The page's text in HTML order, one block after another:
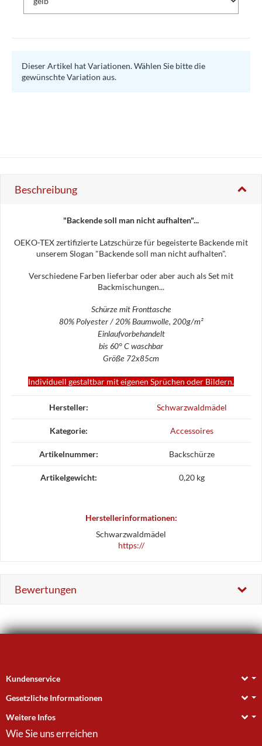
Dieser Artikel hat Variationen. Wählen Sie bitte die
gewünschte Variation aus.
Beschreibung
"Backende soll man nicht aufhalten"...
OEKO-TEX zertifizierte Latzschürze für begeisterte Backende mit
unserem Slogan "Backende soll man nicht aufhalten".
Verschiedene Farben lieferbar oder aber auch als Set mit
Backmischungen...
Schürze mit Fronttasche
80% Polyester / 20% Baumwolle, 200g/m²
Einlaufvorbehandelt
bis 60° C waschbar
Größe 72x85cm
Individuell gestaltbar mit eigenen Sprüchen oder Bildern.
Produkteigenschaft
Hersteller: Schwarzwaldmädel
Kategorie: Accessoires
Artikelnummer: Backschürze
Artikelgewicht‍: 0,20 kg
Herstellerinformationen:
Schwarzwaldmädel
https://
Bewertungen
Kundenservice
Gesetzliche Informationen
Weitere Infos
Wie Sie uns erreichen